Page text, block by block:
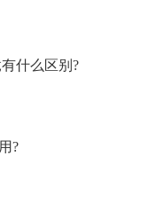
什么区别?
?